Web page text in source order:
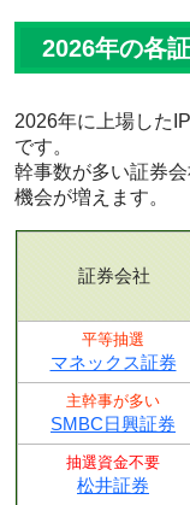
2026年の各
2026年に上場した
です。
幹事数が多い証券
機会が増えます。
証券会社
平等抽選
マネックス証券
主幹事が多い
SMBC日興証券
抽選資金不要
松井証券